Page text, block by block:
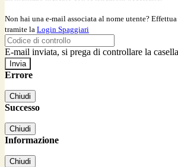
Non hai una e-mail associata al nome utente?
tramite la Login Spaggiari
E-mail inviata, si prega di controllare la
Errore
Chiudi
Successo
Chiudi
Informazione
Chiudi